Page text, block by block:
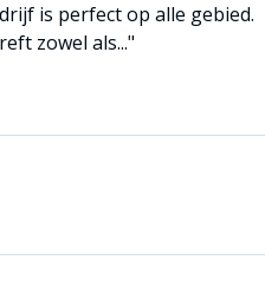
is perfect op alle gebied.
zowel als..."